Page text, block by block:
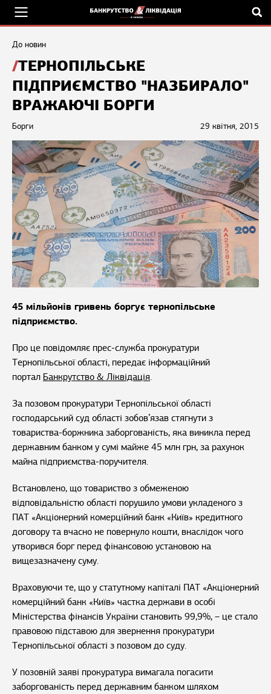
До новин
ТЕРНОПІЛЬСЬКЕ
ПІДПРИЄМСТВО "НАЗБИРАЛО"
ВРАЖАЮЧІ БОРГИ
29 квітня, 2015
Борги
45 мільйонів гривень боргує тернопільське
підприємство.
Про це повідомляє прес-служба прокуратури
Тернопільської області, передає інформаційний
портал Банкрутство & Ліквідація.
За позовом прокуратури Тернопільської області
господарський суд області зобов’язав стягнути з
товариства-боржника заборгованість, яка виникла перед
державним банком у сумі майже 45 млн грн, за рахунок
майна підприємства-поручителя.
Встановлено, що товариство з обмеженою
відповідальністю області порушило умови укладеного з
ПАТ «Акціонерний комерційний банк «Київ» кредитного
договору та вчасно не повернуло кошти, внаслідок чого
утворився борг перед фінансовою установою на
вищезазначену суму.
Враховуючи те, що у статутному капіталі ПАТ «Акціонерний
комерційний банк «Київ» частка держави в особі
Міністерства фінансів України становить 99,9%, – це стало
правовою підставою для звернення прокуратури
Тернопільської області з позовом до суду.
У позовній заяві прокуратура вимагала погасити
заборгованість перед державним банком шляхом